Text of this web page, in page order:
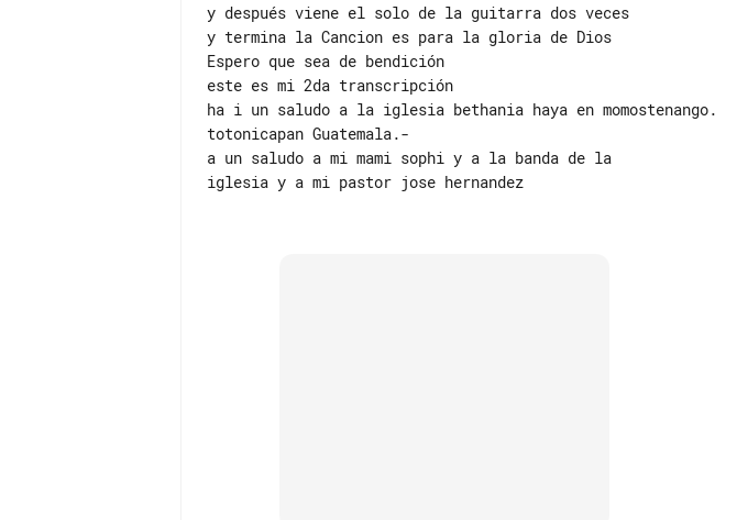
y después viene el solo de la guitarra dos veces
y termina la Cancion es para la gloria de Dios
Espero que sea de bendición
este es mi 2da transcripción
ha i un saludo a la iglesia bethania haya en momostenango.
totonicapan Guatemala.-
a un saludo a mi mami sophi y a la banda de la
iglesia y a mi pastor jose hernandez